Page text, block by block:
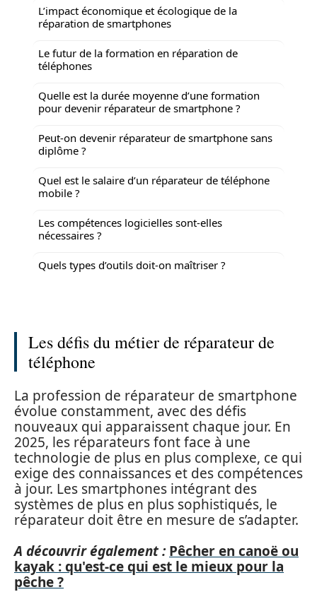
L’impact économique et écologique de la
réparation de smartphones
Le futur de la formation en réparation de
téléphones
Quelle est la durée moyenne d’une formation
pour devenir réparateur de smartphone ?
Peut-on devenir réparateur de smartphone sans
diplôme ?
Quel est le salaire d’un réparateur de téléphone
mobile ?
Les compétences logicielles sont-elles
nécessaires ?
Quels types d’outils doit-on maîtriser ?
Les défis du métier de réparateur de
téléphone
La profession de réparateur de smartphone
évolue constamment, avec des défis
nouveaux qui apparaissent chaque jour. En
2025, les réparateurs font face à une
technologie de plus en plus complexe, ce qui
exige des connaissances et des compétences
à jour. Les smartphones intégrant des
systèmes de plus en plus sophistiqués, le
réparateur doit être en mesure de s’adapter.
A découvrir également : Pêcher en canoë ou
kayak : qu'est-ce qui est le mieux pour la
pêche ?